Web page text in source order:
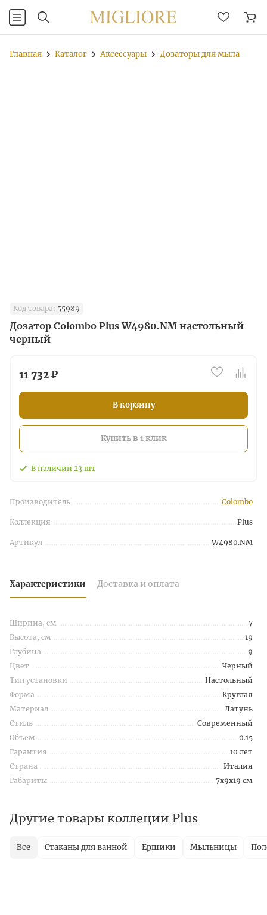
Главная Каталог Аксессуары Дозаторы для мыла
Код товара: 55989
Дозатор Colombo Plus W4980.NM настольный
черный
11 732 ₽
В корзину
Купить в 1 клик
В наличии 23 шт
Производитель Colombo
Коллекция Plus
Артикул W4980.NM
Характеристики Доставка и оплата
Ширина, см
7
Высота, см
19
Глубина
9
Цвет
Черный
Тип установки
Настольный
Форма
Круглая
Материал
Латунь
Стиль
Современный
Объем
0.15
Гарантия
10 лет
Страна
Италия
Габариты
7x9x19 см
Другие товары коллеции Plus
Все Стаканы для ванной Ершики Мыльницы